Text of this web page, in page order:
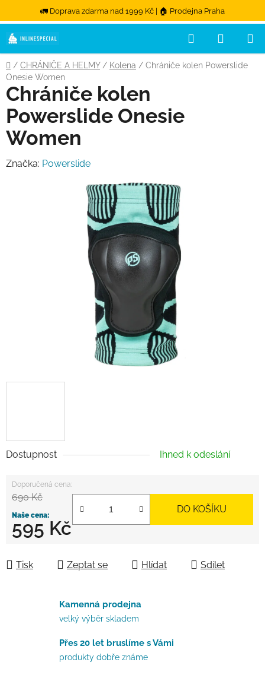
🚛 Doprava zdarma nad 1999 Kč | 🏠 Prodejna Praha
Přejít na obsah
Hledat
Domů
/ CHRÁNIČE A HELMY / Kolena / Chrániče kolen Powerslide
Onesie Women
Dostupnost Ihned k odeslání
690 Kč
595 Kč
DO KOŠÍKU
Tisk Zeptat se Hlídat Sdílet
Chrániče kolen
Powerslide Onesie
Women
Značka: Powerslide
Kamenná prodejna
velký výběr skladem
Přes 20 let bruslíme s Vámi
produkty dobře známe